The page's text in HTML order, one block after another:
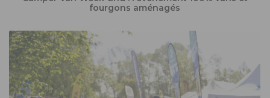
fourgons aménagés